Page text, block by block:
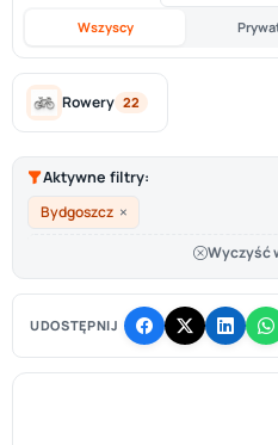
Wszyscy
Rowery 22
Aktywne filtry:
Bydgoszcz ×
Wyczyść
UDOSTĘPNIJ